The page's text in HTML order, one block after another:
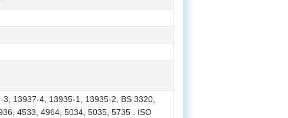
13937-4, 13935-1, 13935-2, BS 3320,
4533, 4964, 5034, 5035, 5735 . ISO